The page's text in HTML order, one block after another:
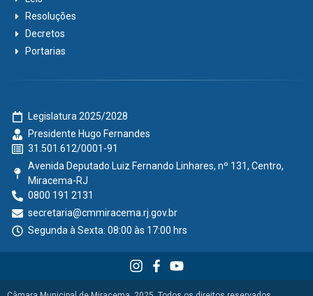
Resoluções
Decretos
Portarias
Legislatura 2025/2028
Presidente Hugo Fernandes
31.501.612/0001-91
Avenida Deputado Luiz Fernando Linhares, nº 131, Centro,
Miracema-RJ
0800 191 2131
secretaria@cmmiracema.rj.gov.br
Segunda à Sexta: 08:00 às 17:00 hrs